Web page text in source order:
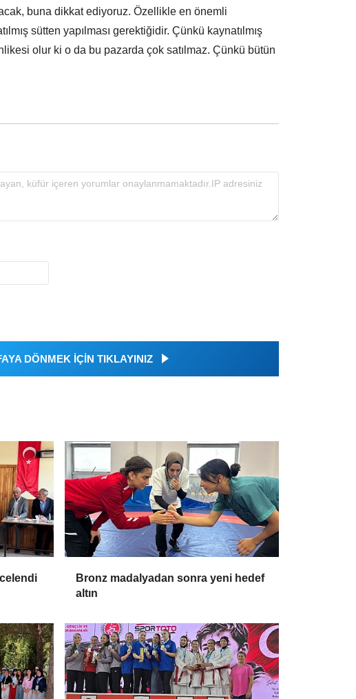
buna dikkat ediyoruz. Özellikle en önemli
sütten yapılması gerektiğidir. Çünkü kaynatılmış
olur ki o da bu pazarda çok satılmaz. Çünkü bütün
DÖNMEK İÇİN TIKLAYINIZ
Bronz madalyadan sonra yeni hedef
altın